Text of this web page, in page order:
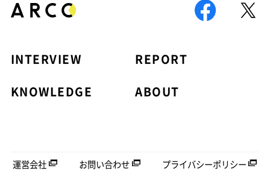
INTERVIEW
REPORT
KNOWLEDGE
ABOUT
運営会社 お問い合わせ プライバシーポリシー